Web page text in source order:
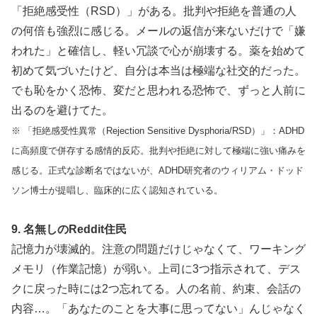
「拒絶感受性（RSD）」がある。批判や拒絶を普通の人
の何倍も強烈に感じる。メールの返信が来ないだけで「嫌
われた」と確信し、軽い冗談で心が崩壊する。薬を始めて
初めて気づいたけど、自分は本当は極端な社交的だった。
でも恥をかく恐怖、変だと思われる恐怖で、ずっと人前に
出るのを避けてた。
※ 「拒絶感受性異常（Rejection Sensitive Dysphoria/RSD）」：ADHD
に高頻度で併存する感情的反応。批判や拒絶に対して極端に強い痛みを
感じる。正式な診断名ではないが、ADHD研究者のウィリアム・ドッド
ソン博士が提唱し、臨床的に広く認知されている。
9. 名無しのReddit住民
記憶力が壊滅的。注意の問題だけじゃなくて、ワーキング
メモリ（作業記憶）が弱い。上司に3つ指示されて、デス
クに戻った時には2つ忘れてる。人の名前、約束、会話の
内容…。「あなたのことを大事に思ってない」んじゃなく